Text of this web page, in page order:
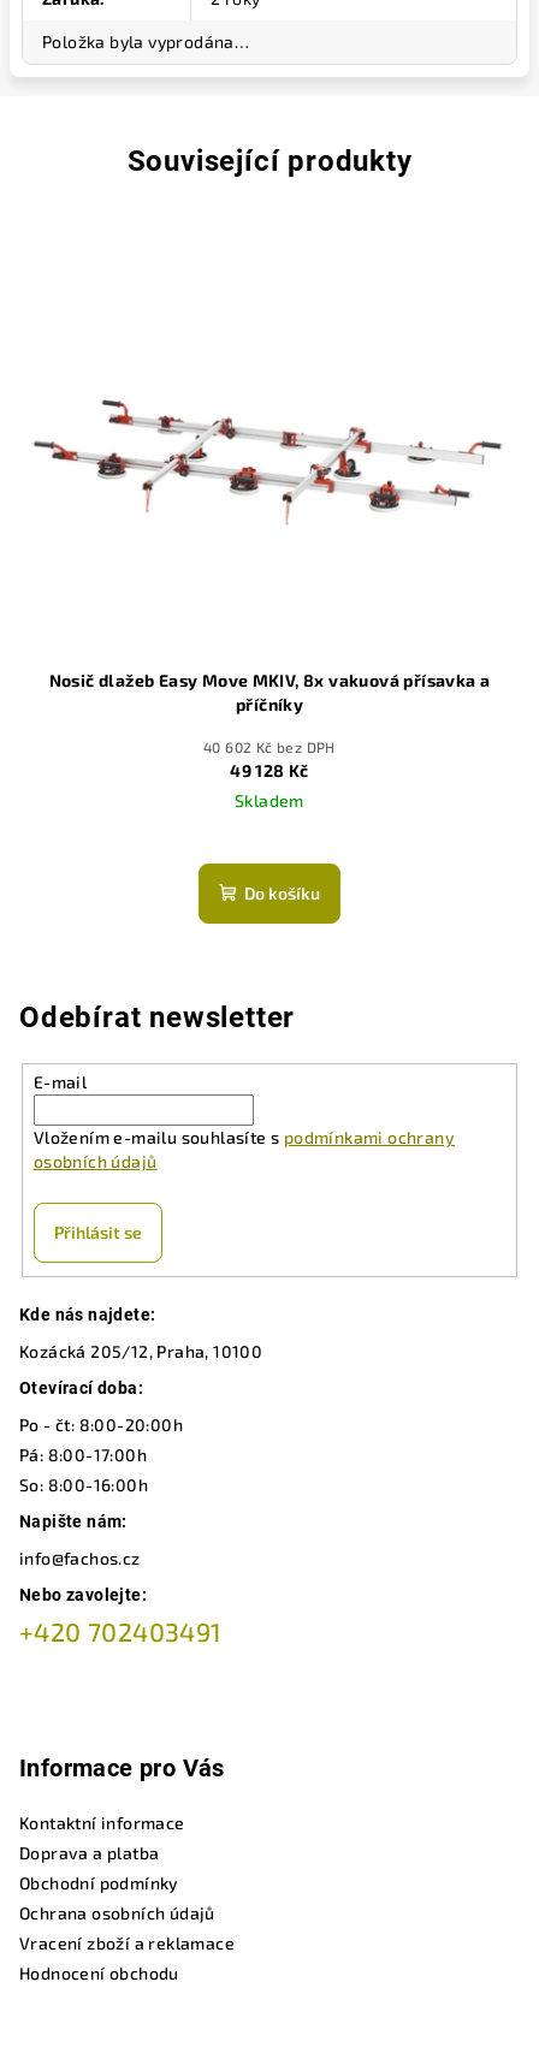
Položka byla vyprodána…
Související produkty
Nosič dlažeb Easy Move MKIV, 8x vakuová přísavka a
příčníky
40 602 Kč bez DPH
49 128 Kč
Skladem
hodnocení
produktu
hvězdiček.
Do košíku
Odebírat newsletter
E-mail
Vložením e-mailu souhlasíte s podmínkami ochrany
osobních údajů
Přihlásit se
Kde nás najdete:
Kozácká 205/12, Praha, 10100
Otevírací doba:
Po - čt: 8:00-20:00h
Pá: 8:00-17:00h
So: 8:00-16:00h
Napište nám:
info@fachos.cz
Nebo zavolejte:
+420 702403491
Informace pro Vás
Kontaktní informace
Doprava a platba
Obchodní podmínky
Ochrana osobních údajů
Vracení zboží a reklamace
Hodnocení obchodu